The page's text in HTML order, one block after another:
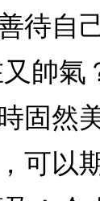
待自
帥
固然
可以